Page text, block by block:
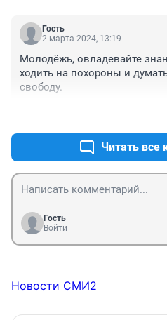
Гость
2 марта 2024, 13:19
Молодёжь, овладевайте
ходить на похороны и
свободу.
Читать все
Гость
Войти
Новости СМИ2